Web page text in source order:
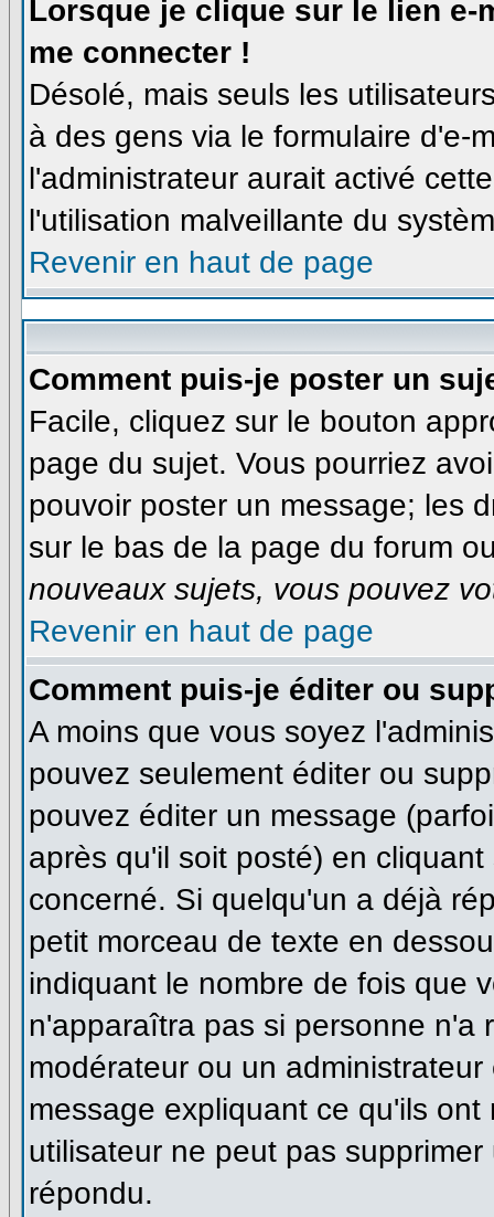
Lorsque je clique sur le lien e-
me connecter !
Désolé, mais seuls les
à des gens via le formulaire d'e-
l'administrateur aurait activé
l'utilisation malveillante du
Revenir en haut de page
Comment puis-je poster un
Facile, cliquez sur le bouton
page du sujet. Vous pourriez
pouvoir poster un message; les
sur le bas de la page du forum
nouveaux sujets, vous pouvez
Revenir en haut de page
Comment puis-je éditer ou
A moins que vous soyez
pouvez seulement éditer ou
pouvez éditer un message
après qu'il soit posté) en
concerné. Si quelqu'un a déjà
petit morceau de texte en
indiquant le nombre de fois que
n'apparaîtra pas si personne n'a
modérateur ou un
message expliquant ce qu'ils
utilisateur ne peut pas
répondu.